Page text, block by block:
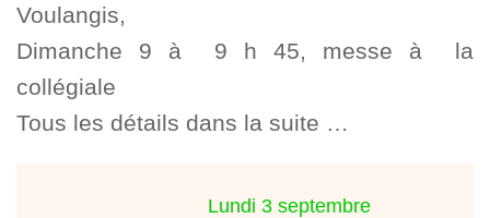
Voulangis,
Dimanche 9 à 9 h 45, messe à la
collégiale
Tous les détails dans la suite …
Lundi 3 septembre